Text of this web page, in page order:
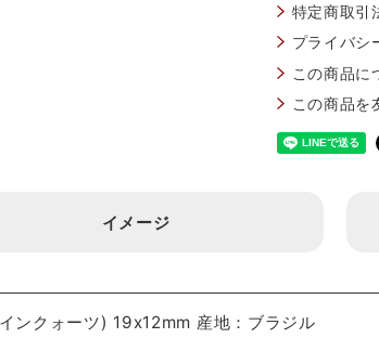
特定商取引
プライバシ
この商品に
この商品を
イメージ
ンクォーツ) 19x12mm 産地：ブラジル